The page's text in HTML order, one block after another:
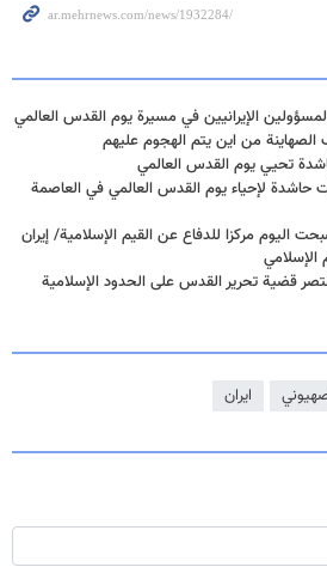
الإيرانيين في مسيرة يوم القدس العالمي
الصهاينة من اين يتم الهجوم عليهم
تحيي يوم القدس العالمي
حاشدة لإحياء يوم القدس العالمي في العاصمة
اليوم مركزا للدفاع عن القيم الإسلامية/ إيران
الإسلامي
قضية تحرير القدس على الحدود الإسلامية
ايران